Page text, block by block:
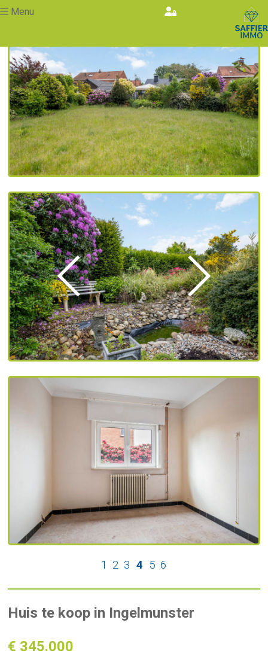
Menu
Vorige Volgende
1 2 3 4 5 6
Huis te koop in Ingelmunster
€ 345.000